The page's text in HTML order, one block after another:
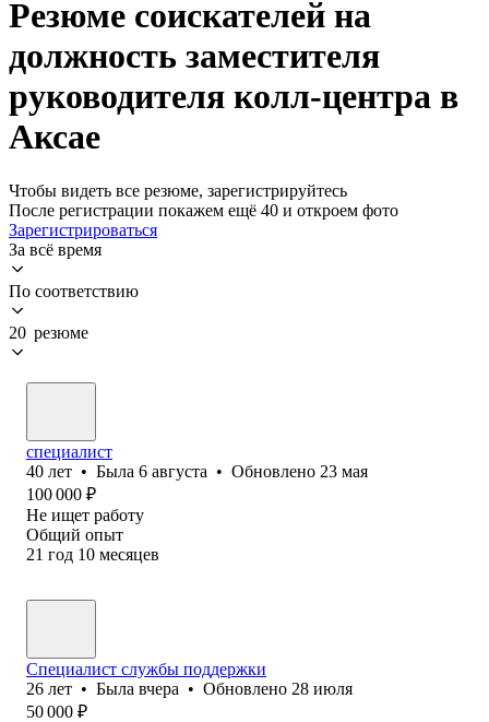
Резюме соискателей на
должность заместителя
руководителя колл-центра в
Аксае
Чтобы видеть все резюме, зарегистрируйтесь
После регистрации покажем ещё 40 и откроем фото
Зарегистрироваться
За всё время
По соответствию
20 резюме
специалист
40 лет • Была 6 августа • Обновлено 23 мая
100 000 ₽
Не ищет работу
Общий опыт
21 год 10 месяцев
Специалист службы поддержки
26 лет • Была вчера • Обновлено 28 июля
50 000 ₽